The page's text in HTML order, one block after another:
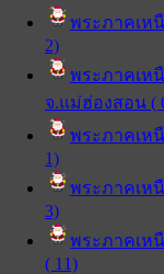
พระภาคเห
2)
พระภาคเห
จ.แม่ฮ่องสอน (
พระภาคเห
1)
พระภาคเห
3)
พระภาคเห
( 11)